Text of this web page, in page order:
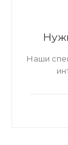
Наши